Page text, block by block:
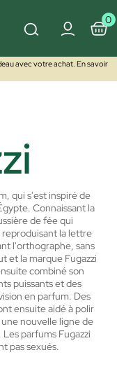
0
avec votre achat. En savoir
qui s'est inspiré de
Connaissant la
de fée qui
reproduisant la lettre
l'orthographe, sans
et la marque Fugazzi
combiné son
puissants et des
en parfum. Des
ensuite aidé à polir
nouvelle ligne de
Les parfums Fugazzi
pas sexués.